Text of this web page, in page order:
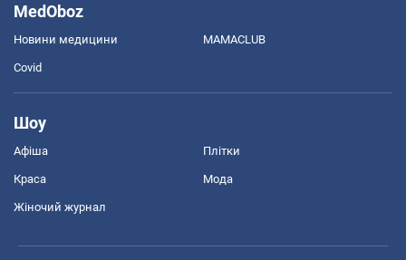
MedOboz
Новини медицини MAMACLUB
Covid
Шоу
Афіша Плітки
Краса Мода
Жіночий журнал